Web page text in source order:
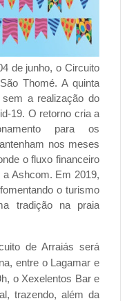
de junho, o Circuito
Thomé. A quinta
a realização do
19. O retorno cria a
para os
nos meses
o fluxo financeiro
a Ashcom. Em 2019,
o turismo
tradição na praia
de Arraiás será
entre o Lagamar e
o Xexelentos Bar e
trazendo, além da